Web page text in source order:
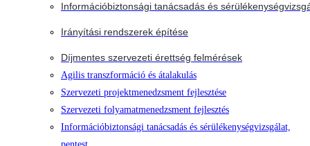
Információbiztonsági tanácsadás és
Irányítási rendszerek építése
Díjmentes szervezeti érettség felmérések
Agilis transzformáció és átalakulás
Szervezeti projektmenedzsment fejlesztése
Szervezeti folyamatmenedzsment fejlesztés
Információbiztonsági tanácsadás és sérülékenységvizsgálat,